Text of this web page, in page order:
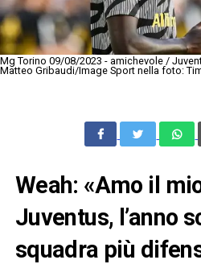
Mg Torino 09/08/2023 - amichevole /
Matteo Gribaudi/Image Sport nella foto:
Weah: «Amo il
Juventus, l’anno
squadra più